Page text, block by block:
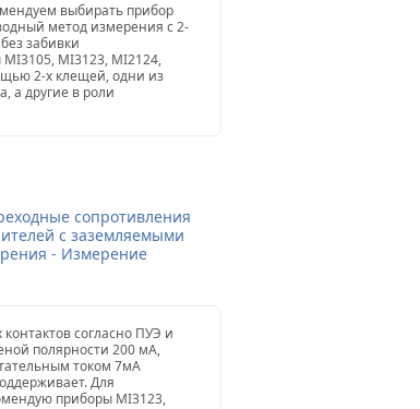
выбирать прибор
метод измерения с 2-
забивки
MI3123, MI2124,
2-х клещей, одни из
а другие в роли
сопротивления
с заземляемыми
- Измерение
согласно ПУЭ и
полярности 200 мА,
током 7мА
Для
приборы MI3123,